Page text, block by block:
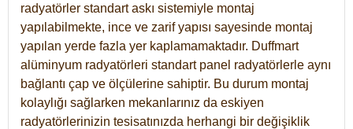
radyatörler standart askı sistemiyle montaj
yapılabilmekte, ince ve zarif yapısı sayesinde montaj
yapılan yerde fazla yer kaplamamaktadır. Duffmart
alüminyum radyatörleri standart panel radyatörlerle aynı
bağlantı çap ve ölçülerine sahiptir. Bu durum montaj
kolaylığı sağlarken mekanlarınız da eskiyen
radyatörlerinizin tesisatınızda herhangi bir değişiklik